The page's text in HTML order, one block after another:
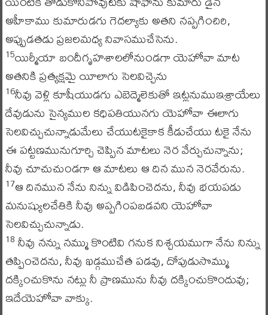
అహీకాము కుమారుడగు గెదల్యాకు అతని నప్పగించిరి,
అప్పుడతడు ప్రజలమధ్య నివాసముచేసెను.
15యిర్మీయా బందీగృహశాలలోనుండగా యెహోవా మాట
అతనికి ప్రత్యక్షమై యీలాగు సెలవిచ్చెను
16నీవు వెళ్లి కూషీయుడగు ఎబెద్మెలెకుతో ఇట్లనుముఇశ్రాయేలు
దేవుడును సైన్యముల కధిపతియునగు యెహోవా ఈలాగు
సెలవిచ్చుచున్నాడుమేలు చేయుటకైకాక కీడుచేయు టకై నేను
ఈ పట్టణమునుగూర్చి చెప్పిన మాటలు నెర వేర్చుచున్నాను;
నీవు చూచుచుండగా ఆ మాటలు ఆ దిన మున నెరవేరును.
17ఆ దినమున నేను నిన్ను విడిపించెదను, నీవు భయపడు
మనుష్యులచేతికి నీవు అప్పగింపబడవని యెహోవా
సెలవిచ్చుచున్నాడు.
18 నీవు నన్ను నమ్ము కొంటివి గనుక నిశ్చయముగా నేను నిన్ను
తప్పించెదను, నీవు ఖడ్గముచేత పడవు, దోపుడుసొమ్ము
దక్కించుకొను నట్లు నీ ప్రాణమును నీవు దక్కించుకొందువు;
ఇదేయెహోవా వాక్కు.